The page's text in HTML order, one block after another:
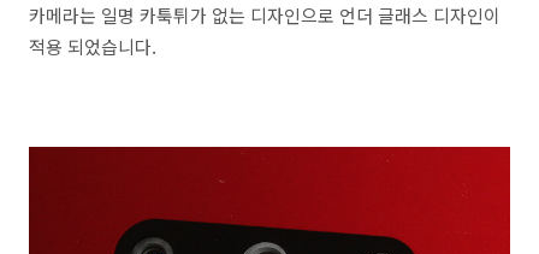
카메라는 일명 카툭튀가 없는 디자인으로 언더 글래스 디자인이
적용 되었습니다.